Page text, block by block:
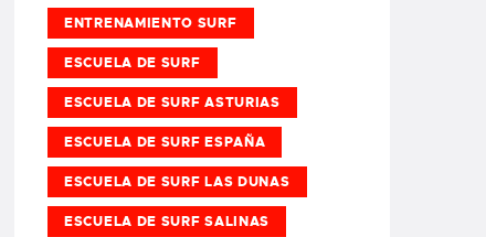
ENTRENAMIENTO SURF
ESCUELA DE SURF
ESCUELA DE SURF ASTURIAS
ESCUELA DE SURF ESPAÑA
ESCUELA DE SURF LAS DUNAS
ESCUELA DE SURF SALINAS